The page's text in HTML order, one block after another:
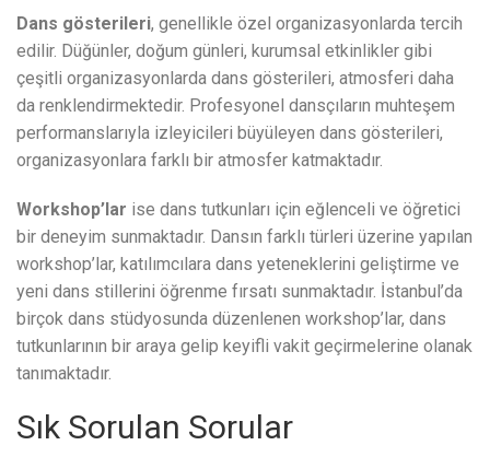
Dans gösterileri, genellikle özel organizasyonlarda tercih
edilir. Düğünler, doğum günleri, kurumsal etkinlikler gibi
çeşitli organizasyonlarda dans gösterileri, atmosferi daha
da renklendirmektedir. Profesyonel dansçıların muhteşem
performanslarıyla izleyicileri büyüleyen dans gösterileri,
organizasyonlara farklı bir atmosfer katmaktadır.
Workshop’lar ise dans tutkunları için eğlenceli ve öğretici
bir deneyim sunmaktadır. Dansın farklı türleri üzerine yapılan
workshop’lar, katılımcılara dans yeteneklerini geliştirme ve
yeni dans stillerini öğrenme fırsatı sunmaktadır. İstanbul’da
birçok dans stüdyosunda düzenlenen workshop’lar, dans
tutkunlarının bir araya gelip keyifli vakit geçirmelerine olanak
tanımaktadır.
Sık Sorulan Sorular